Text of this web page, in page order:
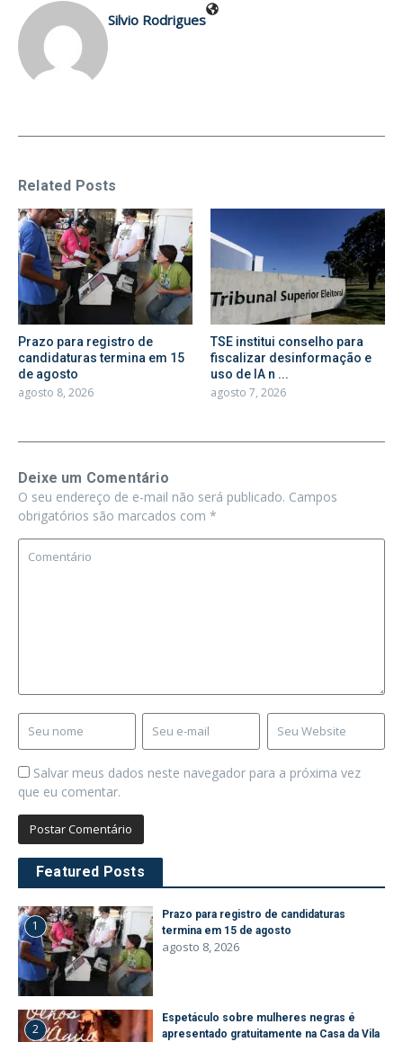
Silvio Rodrigues
Related Posts
Prazo para registro de
candidaturas termina em 15
de agosto
agosto 8, 2026
TSE institui conselho para
fiscalizar desinformação e
uso de IA n ...
agosto 7, 2026
Deixe um Comentário
O seu endereço de e-mail não será publicado. Campos
obrigatórios são marcados com *
Salvar meus dados neste navegador para a próxima vez
que eu comentar.
Featured Posts
1
Prazo para registro de candidaturas
termina em 15 de agosto
agosto 8, 2026
2
Espetáculo sobre mulheres negras é
apresentado gratuitamente na Casa da Vila